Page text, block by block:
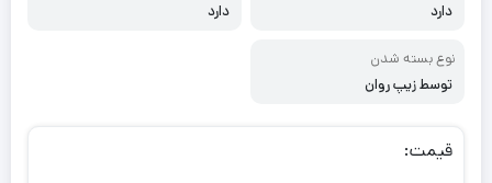
دارد
دارد
نوع بسته شدن
توسط زیپ روان
قیمت: